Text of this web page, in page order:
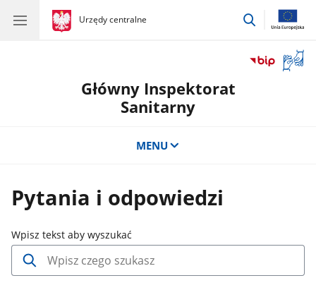
gov.pl
Urzędy centralne
gov.pl
Urzędy
przejdź
okno
Główny Inspektorat
Sanitarny
MENU
Pytania i odpowiedzi
Wpisz tekst aby wyszukać
Wpisz
minimum
3